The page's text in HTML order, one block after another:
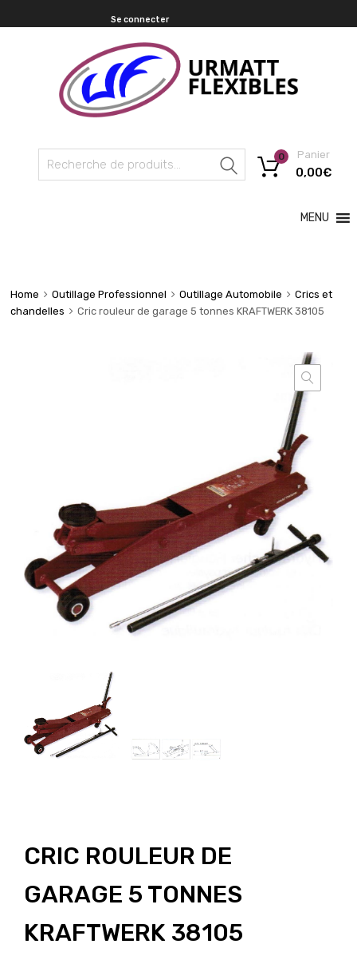
Se connecter
Recherche
Panier
0,00€
0
MENU
Home Outillage Professionnel Outillage Automobile
Crics et
chandelles
Cric rouleur de garage 5 tonnes KRAFTWERK 38105
CRIC ROULEUR DE
GARAGE 5 TONNES
KRAFTWERK 38105